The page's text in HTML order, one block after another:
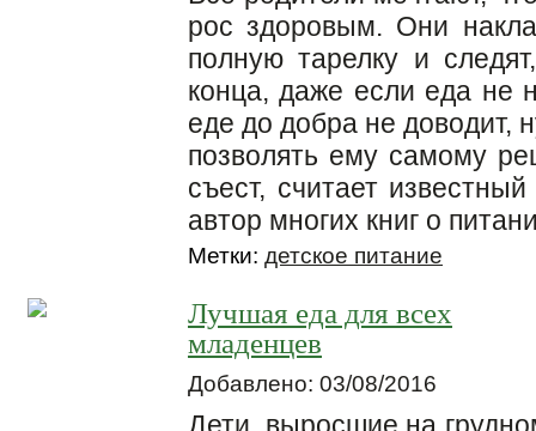
рос здоровым. Они
полную тарелку и
конца, даже если еда не
еде до добра не доводит,
позволять ему самому
съест, считает
автор многих книг о
Метки: детское питание
Лучшая еда для всех
младенцев
Добавлено: 03/08/2016